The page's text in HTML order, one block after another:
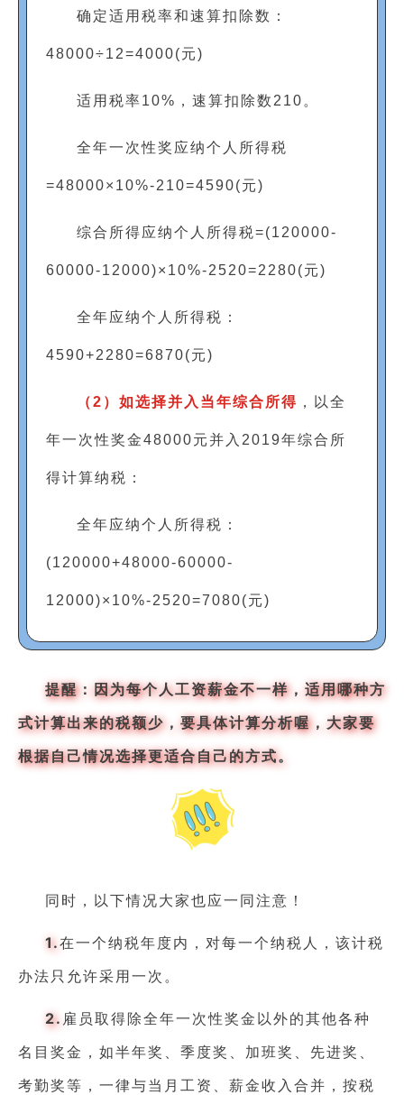
确定适用税率和速算扣除数：
48000÷12=4000(元)
适用税率10%，速算扣除数210。
全年一次性奖应纳个人所得税
=48000×10%-210=4590(元)
综合所得应纳个人所得税=(120000-
60000-12000)×10%-2520=2280(元)
全年应纳个人所得税：
4590+2280=6870(元)
（2 ）如选择并入当年综合所得 ，以全
年一次性奖金48000元并入2019年综合所
得计算纳税：
全年应纳个人所得税：
(120000+48000-60000-
12000)×10%-2520=7080(元)
提醒： 因为每个人工资薪金不一样，适用哪种方
式计算出来的税额少，要具体计算分析喔，大家要
根据自己情况选择更适合自己的方式。
同时，以下情况大家也应一同注意！
1.在一个纳税年度内，对每一个纳税人，该计税
办法只允许采用一次。
2. 雇员取得除全年一次性奖金以外的其他各种
名目奖金，如半年奖、季度奖、加班奖、先进奖、
考勤奖等，一律与当月工资、薪金收入合并，按税